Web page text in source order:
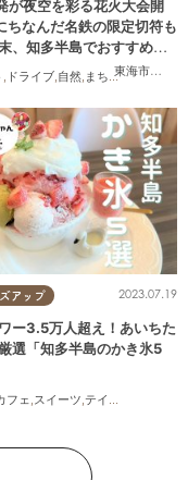
東海市大府
夜空を彩る花火大会開
ちなんだ名鉄の限定切符も
、知多半島でおすすめの
【8/8(土)・9(日)】
, ドライブ,自然, まちネタ ,季節ネタ
ル掲載店
アップ 2023.07.19
ー3.5万人超え！あいちた
選「知多半島のかき氷5
フェ,スイーツ,テイクアウト